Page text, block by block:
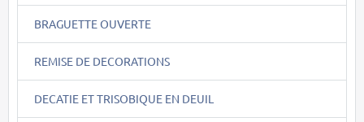
BRAGUETTE OUVERTE
REMISE DE DECORATIONS
DECATIE ET TRISOBIQUE EN DEUIL